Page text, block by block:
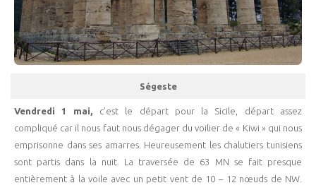
Ségeste
Vendredi 1 mai, c’est le départ pour la Sicile, départ assez
compliqué car il nous faut nous dégager du voilier de « Kiwi » qui nous
emprisonne dans ses amarres. Heureusement les chalutiers tunisiens
sont partis dans la nuit. La traversée de 63 MN se fait presque
entièrement à la voile avec un petit vent de 10 – 12 nœuds de NW.